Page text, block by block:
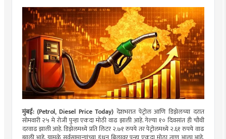
मुंबई: (Petrol, Diesel Price Today) देशभरात पेट्रोल आणि डिझेलच्या दरात
सोमवारी २५ मे रोजी पुन्हा एकदा मोठी वाढ झाली आहे. गेल्या १० दिवसांत ही चौथी
दरवाढ झाली आहे. डिझेलमध्ये प्रति लिटर २.७१ रुपये तर पेट्रोलमध्ये २.६१ रुपये वाढ